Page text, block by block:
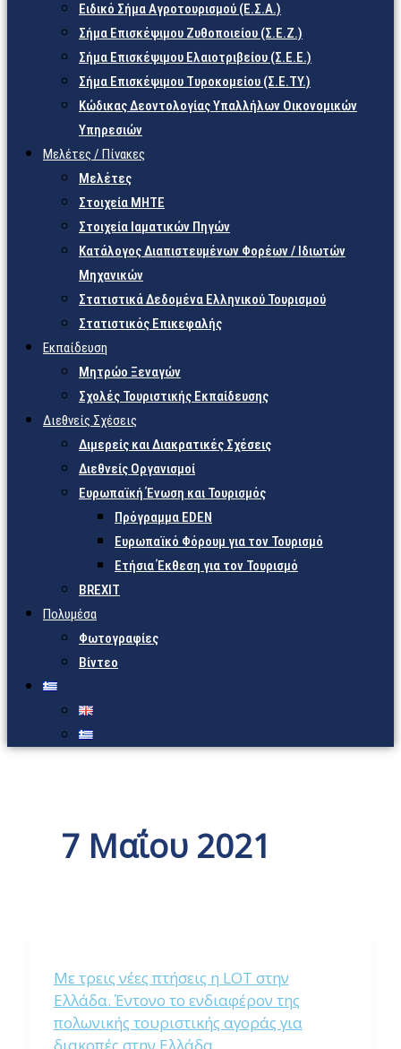
Ειδικό Σήμα Αγροτουρισμού (Ε.Σ.Α.)
Σήμα Επισκέψιμου Ζυθοποιείου (Σ.Ε.Ζ.)
Σήμα Επισκέψιμου Ελαιοτριβείου (Σ.Ε.Ε.)
Σήμα Επισκέψιμου Τυροκομείου (Σ.Ε.TY.)
Κώδικας Δεοντολογίας Υπαλλήλων Οικονομικών
Υπηρεσιών
Μελέτες / Πίνακες
Μελέτες
Στοιχεία ΜΗΤΕ
Στοιχεία Ιαματικών Πηγών
Κατάλογος Διαπιστευμένων Φορέων / Ιδιωτών
Μηχανικών
Στατιστικά Δεδομένα Ελληνικού Τουρισμού
Στατιστικός Επικεφαλής
Εκπαίδευση
Μητρώο Ξεναγών
Σχολές Τουριστικής Εκπαίδευσης
Διεθνείς Σχέσεις
Διμερείς και Διακρατικές Σχέσεις
Διεθνείς Οργανισμοί
Ευρωπαϊκή Ένωση και Τουρισμός
Πρόγραμμα EDEN
Ευρωπαϊκό Φόρουμ για τον Τουρισμό
Ετήσια Έκθεση για τον Τουρισμό
BREXIT
Πολυμέσα
Φωτογραφίες
Βίντεο
7 Μαΐου 2021
Με τρεις νέες πτήσεις η LOT στην
Ελλάδα. Έντονο το ενδιαφέρον της
πολωνικής τουριστικής αγοράς για
διακοπές στην Ελλάδα